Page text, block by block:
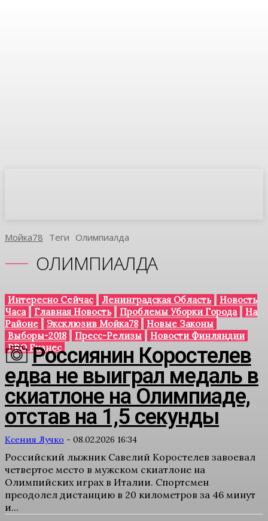
Мойка78 Теги Олимпиалда
ОЛИМПИАЛДА
Интересно Сейчас Ленинградская Область
Новость
Часа
Главная Новость Проблемы Уборки Города
На
Районе
Эксклюзив Мойка78
Новые Законы
Выборы-2018
Пресс-Релизы
Новости Финляндии
PRO Бизнес
Россиянин Коростелев
едва не выиграл медаль в
скиатлоне на Олимпиаде,
отстав на 1,5 секунды
Ксения Лучко - 08.02.2026 16:34
Российский лыжник Савелий Коростелев завоевал
четвертое место в мужском скиатлоне на
Олимпийских играх в Италии. Спортсмен
преодолел дистанцию в 20 километров за 46 минут
и...